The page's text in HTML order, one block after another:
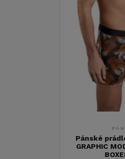
Pánské
GRAPHIC